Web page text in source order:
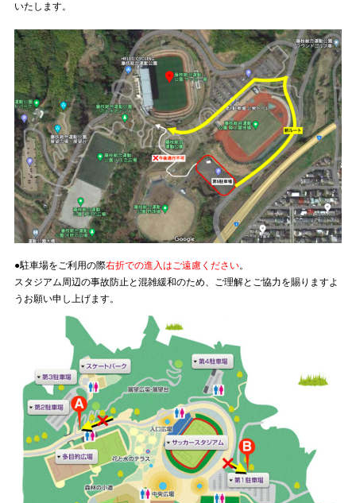
いたします。
●駐車場をご利用の際右折での進入はご遠慮ください。
スタジアム周辺の事故防止と混雑緩和のため、ご理解とご協力を賜りますよ
うお願い申し上げます。